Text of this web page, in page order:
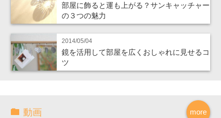
部屋に飾ると運も上がる？サンキャッチャー
の３つの魅力
2014/05/04
鏡を活用して部屋を広くおしゃれに見せるコ
ツ
more
動画